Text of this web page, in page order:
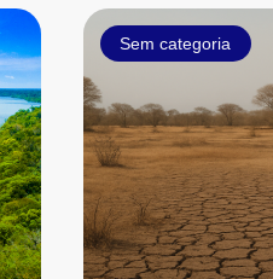
Sem categoria